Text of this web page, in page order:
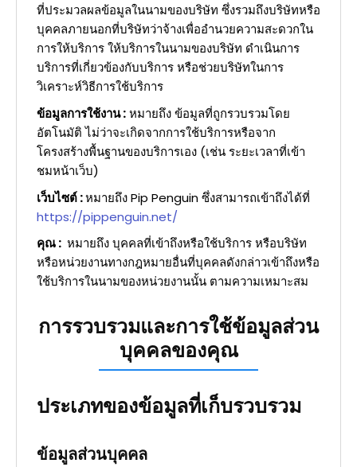
ที่ประมวลผลข้อมูลในนามของบริษัท ซึ่งรวมถึงบริษัทหรือ
บุคคลภายนอกที่บริษัทว่าจ้างเพื่ออำนวยความสะดวกใน
การให้บริการ ให้บริการในนามของบริษัท ดำเนินการ
บริการที่เกี่ยวข้องกับบริการ หรือช่วยบริษัทในการ
วิเคราะห์วิธีการใช้บริการ
ข้อมูลการใช้งาน :หมายถึง ข้อมูลที่ถูกรวบรวมโดย
อัตโนมัติ ไม่ว่าจะเกิดจากการใช้บริการหรือจาก
โครงสร้างพื้นฐานของบริการเอง (เช่น ระยะเวลาที่เข้า
ชมหน้าเว็บ)
เว็บไซต์ :หมายถึง Pip Penguin ซึ่งสามารถเข้าถึงได้ที่
https://pippenguin.net/
คุณ : หมายถึง บุคคลที่เข้าถึงหรือใช้บริการ หรือบริษัท
หรือหน่วยงานทางกฎหมายอื่นที่บุคคลดังกล่าวเข้าถึงหรือ
ใช้บริการในนามของหน่วยงานนั้น ตามความเหมาะสม
การรวบรวมและการใช้ข้อมูลส่วน
บุคคลของคุณ
ประเภทของข้อมูลที่เก็บรวบรวม
ข้อมูลส่วนบุคคล